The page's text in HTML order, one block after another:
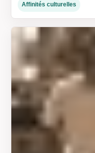
Affinités culturelles